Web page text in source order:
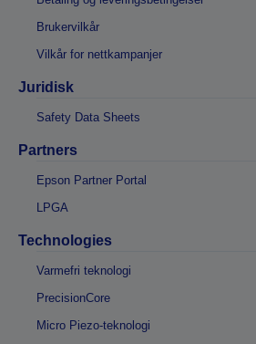
Brukervilkår
Vilkår for nettkampanjer
Juridisk
Safety Data Sheets
Partners
Epson Partner Portal
LPGA
Technologies
Varmefri teknologi
PrecisionCore
Micro Piezo-teknologi